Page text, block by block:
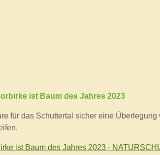
ist Baum des Jahres 2023
für das Schuttertal sicher eine
ist Baum des Jahres 2023 -